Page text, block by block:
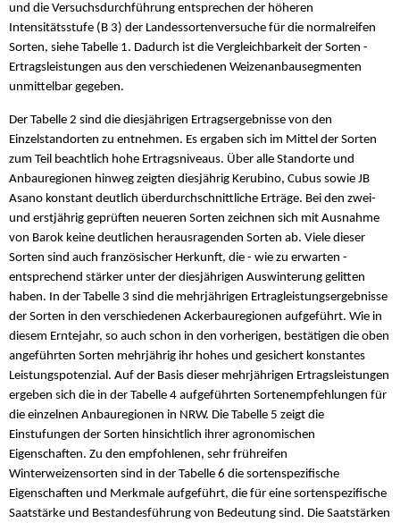
und die Versuchsdurchführung entsprechen der höheren
Intensitätsstufe (B 3) der Landessortenversuche für die normalreifen
Sorten, siehe Tabelle 1. Dadurch ist die Vergleichbarkeit der Sorten -
Ertragsleistungen aus den verschiedenen Weizenanbausegmenten
unmittelbar gegeben.
Der Tabelle 2 sind die diesjährigen Ertragsergebnisse von den
Einzelstandorten zu entnehmen. Es ergaben sich im Mittel der Sorten
zum Teil beachtlich hohe Ertragsniveaus. Über alle Standorte und
Anbauregionen hinweg zeigten diesjährig Kerubino, Cubus sowie JB
Asano konstant deutlich überdurchschnittliche Erträge. Bei den zwei-
und erstjährig geprüften neueren Sorten zeichnen sich mit Ausnahme
von Barok keine deutlichen herausragenden Sorten ab. Viele dieser
Sorten sind auch französischer Herkunft, die - wie zu erwarten -
entsprechend stärker unter der diesjährigen Auswinterung gelitten
haben. In der Tabelle 3 sind die mehrjährigen Ertragleistungsergebnisse
der Sorten in den verschiedenen Ackerbauregionen aufgeführt. Wie in
diesem Erntejahr, so auch schon in den vorherigen, bestätigen die oben
angeführten Sorten mehrjährig ihr hohes und gesichert konstantes
Leistungspotenzial. Auf der Basis dieser mehrjährigen Ertragsleistungen
ergeben sich die in der Tabelle 4 aufgeführten Sortenempfehlungen für
die einzelnen Anbauregionen in NRW. Die Tabelle 5 zeigt die
Einstufungen der Sorten hinsichtlich ihrer agronomischen
Eigenschaften. Zu den empfohlenen, sehr frühreifen
Winterweizensorten sind in der Tabelle 6 die sortenspezifische
Eigenschaften und Merkmale aufgeführt, die für eine sortenspezifische
Saatstärke und Bestandesführung von Bedeutung sind. Die Saatstärken